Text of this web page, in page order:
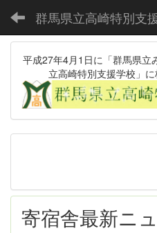
群馬県立高崎特別支
平成27年4月1日に「群馬県立
立高崎特別支援学校」に
寄宿舎最新ニ